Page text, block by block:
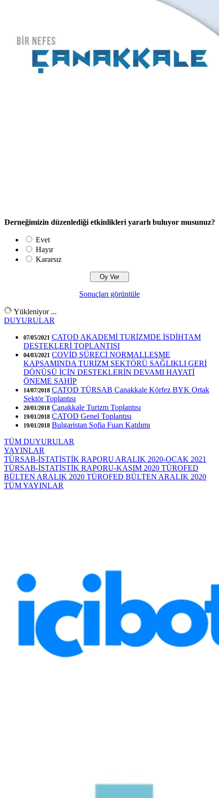
Derneğimizin düzenlediği etkinlikleri yararlı buluyor musunuz?
Evet
Hayır
Kararsız
Sonuçları görüntüle
Yükleniyor ...
DUYURULAR
07/05/2021 ÇATOD AKADEMİ TURİZMDE İSDİHTAM
DESTEKLERİ TOPLANTISI
04/03/2021 COVİD SÜRECİ NORMALLEŞME
KAPSAMINDA TURİZM SEKTÖRÜ SAĞLIKLI GERİ
DÖNÜŞÜ İÇİN DESTEKLERİN DEVAMI HAYATİ
ÖNEME SAHİP
14/07/2018 ÇATOD TÜRSAB Çanakkale Körfez BYK Ortak
Sektör Toplantısı
20/01/2018 Çanakkale Turizm Toplantısı
19/01/2018 ÇATOD Genel Toplantısı
19/01/2018 Bulgaristan Sofia Fuarı Katılımı
TÜM DUYURULAR
YAYINLAR
TÜRSAB-İSTATİSTİK RAPORU ARALIK 2020-OCAK 2021
TÜRSAB-İSTATİSTİK RAPORU-KASIM 2020 TÜROFED
BÜLTEN ARALIK 2020 TÜROFED BÜLTEN ARALIK 2020
TÜM YAYINLAR